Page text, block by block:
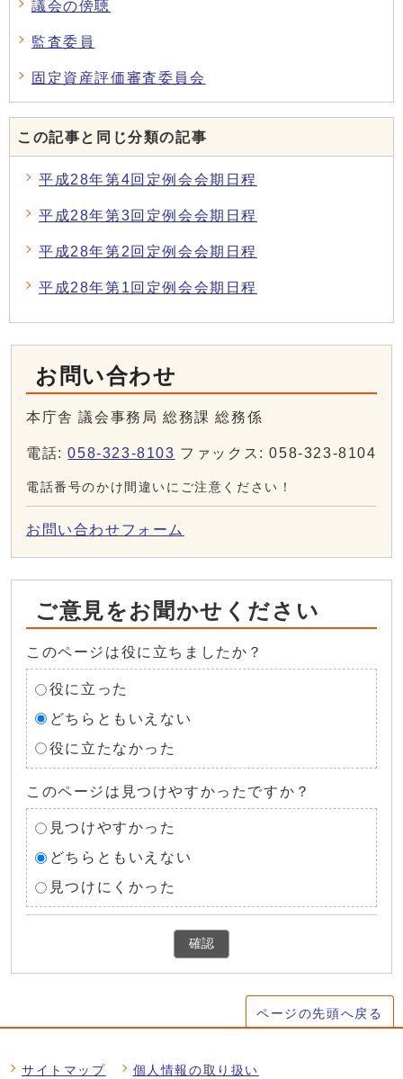
議会の傍聴
監査委員
固定資産評価審査委員会
この記事と同じ分類の記事
平成28年第4回定例会会期日程
平成28年第3回定例会会期日程
平成28年第2回定例会会期日程
平成28年第1回定例会会期日程
お問い合わせ
本庁舎 議会事務局 総務課 総務係
電話:058-323-8103 ファックス: 058-323-8104
電話番号のかけ間違いにご注意ください！
お問い合わせフォーム
ご意見をお聞かせください
このページは役に立ちましたか？
役に立った
どちらともいえない
役に立たなかった
このページは見つけやすかったですか？
見つけやすかった
どちらともいえない
見つけにくかった
確認
ページの先頭へ戻る
サイトマップ 個人情報の取り扱い